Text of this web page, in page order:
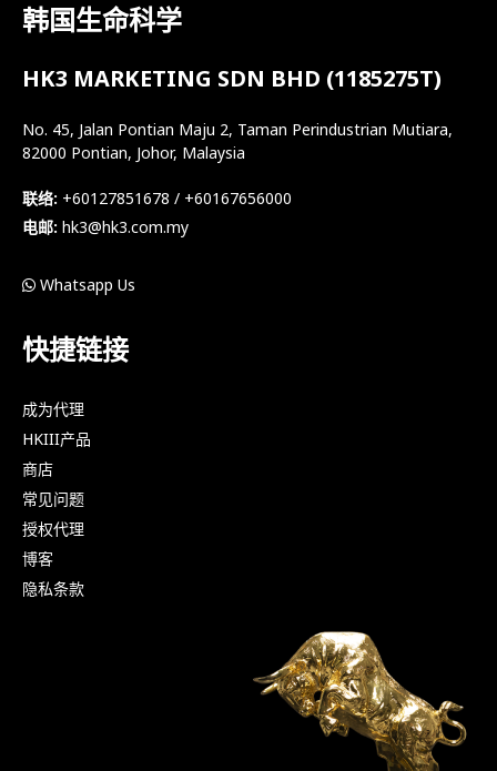
韩国生命科学
HK3 MARKETING SDN BHD (1185275T)
No. 45, Jalan Pontian Maju 2, Taman Perindustrian Mutiara,
82000 Pontian, Johor, Malaysia
联络: +60127851678 / +60167656000
电邮: hk3@hk3.com.my
Whatsapp Us
快捷链接
成为代理
HKIII产品
商店
常见问题
授权代理
博客
隐私条款